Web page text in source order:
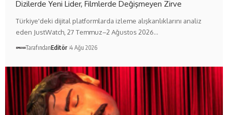
Dizilerde Yeni Lider, Filmlerde Değişmeyen Zirve
Türkiye'deki dijital platformlarda izleme alışkanlıklarını analiz
eden JustWatch, 27 Temmuz–2 Ağustos 2026…
TarafındanEditör 4 Ağu 2026